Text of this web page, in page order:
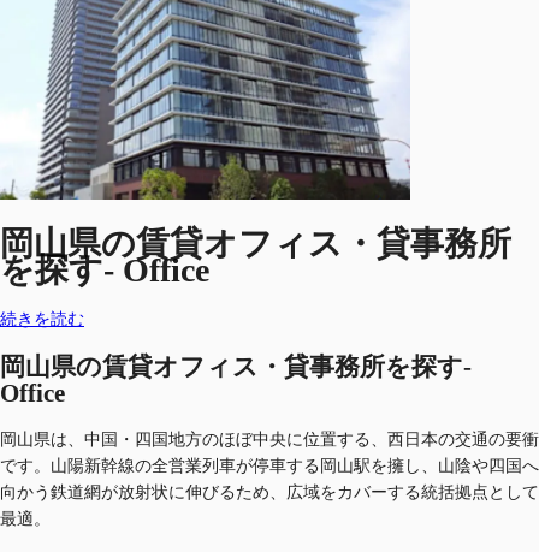
岡山県の賃貸オフィス・貸事務所
を探す- Office
続きを読む
岡山県の賃貸オフィス・貸事務所を探す-
Office
岡山県は、中国・四国地方のほぼ中央に位置する、西日本の交通の要衝
です。山陽新幹線の全営業列車が停車する岡山駅を擁し、山陰や四国へ
向かう鉄道網が放射状に伸びるため、広域をカバーする統括拠点として
最適。